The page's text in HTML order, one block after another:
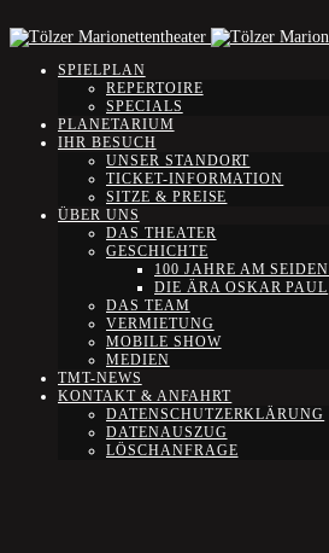
SPIELPLAN
REPERTOIRE
SPECIALS
PLANETARIUM
IHR BESUCH
UNSER STANDORT
TICKET-INFORMATION
SITZE & PREISE
ÜBER UNS
DAS THEATER
GESCHICHTE
100 JAHRE AM
DIE ÄRA OSKAR PAUL
DAS TEAM
VERMIETUNG
MOBILE SHOW
MEDIEN
TMT-NEWS
KONTAKT & ANFAHRT
DATENSCHUTZERKLÄRUNG
DATENAUSZUG
LÖSCHANFRAGE